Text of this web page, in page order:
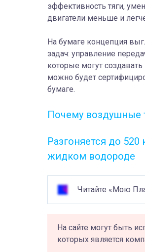
эффективность тяги,
двигатели меньше и
На бумаге концепция
задач: управление
которые могут
можно будет
бумаге.
Почему воздушные
Разгоняется до
жидком водороде
Читайте «Мою
На сайте могут быть
которых является